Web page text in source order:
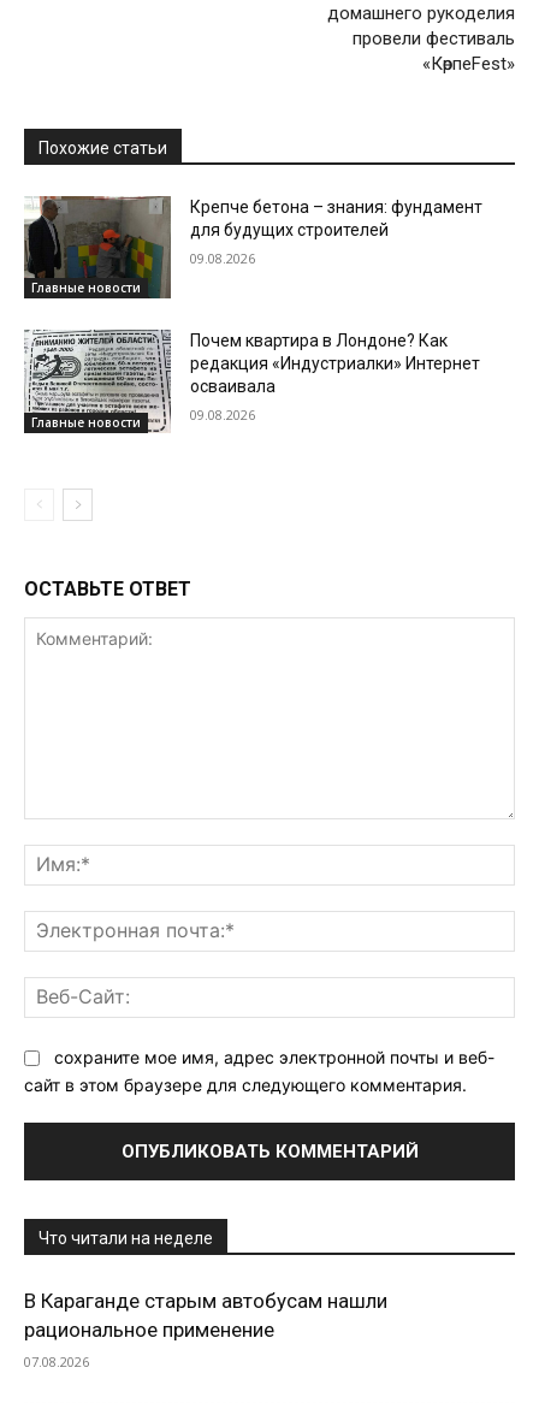
домашнего рукоделия
провели фестиваль
«КөрпеFest»
Похожие статьи
Главные новости
Крепче бетона – знания: фундамент
для будущих строителей
09.08.2026
Главные новости
Почем квартира в Лондоне? Как
редакция «Индустриалки» Интернет
осваивала
09.08.2026
ОСТАВЬТЕ ОТВЕТ
сохраните мое имя, адрес электронной почты и веб-
сайт в этом браузере для следующего комментария.
Что читали на неделе
В Караганде старым автобусам нашли
рациональное применение
07.08.2026